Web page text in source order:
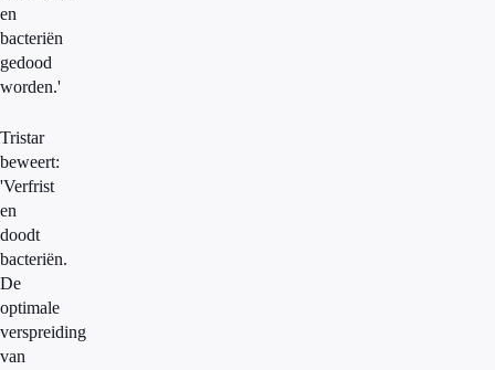
en
bacteriën
gedood
worden.'
Tristar
beweert:
'Verfrist
en
doodt
bacteriën.
De
optimale
verspreiding
van